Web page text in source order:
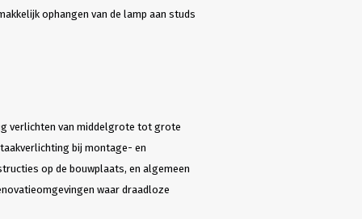
ophangen van de lamp aan studs
verlichten van middelgrote tot grote
bij montage- en
op de bouwplaats, en algemeen
waar draadloze